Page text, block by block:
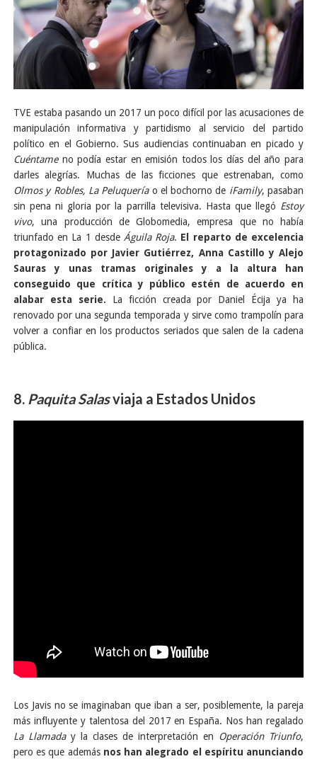
TVE estaba pasando un 2017 un poco difícil por las acusaciones de
manipulación informativa y partidismo al servicio del partido
político en el Gobierno. Sus audiencias continuaban en picado y
Cuéntame no podía estar en emisión todos los días del año para
darles alegrías. Muchas de las ficciones que estrenaban, como
Olmos y Robles, La Peluquería o el bochorno de iFamily, pasaban
sin pena ni gloria por la parrilla televisiva. Hasta que llegó Estoy
vivo, una producción de Globomedia, empresa que no había
triunfado en La 1 desde Águila Roja. El reparto de excelencia
protagonizado por Javier Gutiérrez, Anna Castillo y Alejo
Sauras y unas tramas originales y a la altura han
conseguido que crítica y público estén de acuerdo en
alabar esta serie. La ficción creada por Daniel Écija ya ha
renovado por una segunda temporada y sirve como trampolín para
volver a confiar en los productos seriados que salen de la cadena
pública.
8. Paquita Salasviaja a Estados Unidos
Los Javis no se imaginaban que iban a ser, posiblemente, la pareja
más influyente y talentosa del 2017 en España. Nos han regalado
La Llamaday la clases de interpretación en Operación Triunfo,
pero es que además nos han alegrado el espíritu anunciando